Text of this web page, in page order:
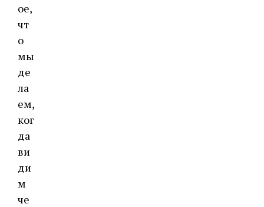
ое,
чт
о
мы
де
ла
ем,
ког
да
ви
ди
м
че